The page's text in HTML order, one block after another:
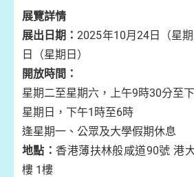
展覽詳情
展出日期：2025年10月24日（星
日（星期日）
開放時間：
星期二至星期六，上午9時30分至
星期日，下午1時至6時
逢星期一、公眾及大學假期休息
地點：香港薄扶林般咸道90號 港
樓 1樓